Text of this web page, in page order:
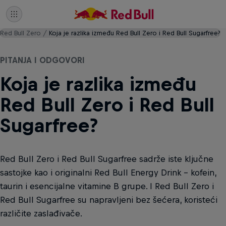
Red Bull Zero Koja je razlika između Red Bull Zero i Red Bull Sugarfree?
PITANJA I ODGOVORI
Koja je razlika između
Red Bull Zero i Red Bull
Sugarfree?
Red Bull Zero i Red Bull Sugarfree sadrže iste ključne
sastojke kao i originalni Red Bull Energy Drink – kofein,
taurin i esencijalne vitamine B grupe. I Red Bull Zero i
Red Bull Sugarfree su napravljeni bez šećera, koristeći
različite zaslađivače.